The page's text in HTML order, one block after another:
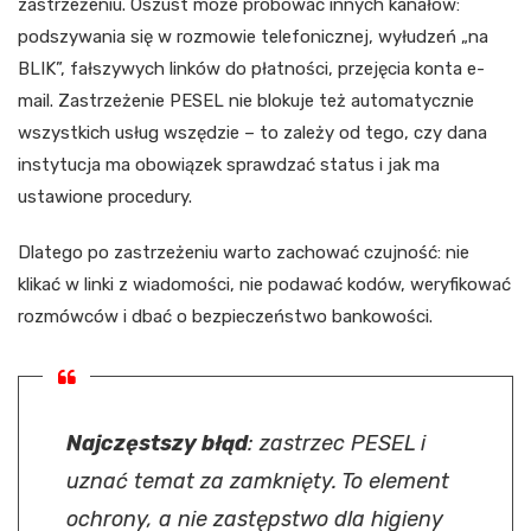
zastrzeżeniu. Oszust może próbować innych kanałów:
podszywania się w rozmowie telefonicznej, wyłudzeń „na
BLIK”, fałszywych linków do płatności, przejęcia konta e-
mail. Zastrzeżenie PESEL nie blokuje też automatycznie
wszystkich usług wszędzie – to zależy od tego, czy dana
instytucja ma obowiązek sprawdzać status i jak ma
ustawione procedury.
Dlatego po zastrzeżeniu warto zachować czujność: nie
klikać w linki z wiadomości, nie podawać kodów, weryfikować
rozmówców i dbać o bezpieczeństwo bankowości.
Najczęstszy błąd: zastrzec PESEL i
uznać temat za zamknięty. To element
ochrony, a nie zastępstwo dla higieny